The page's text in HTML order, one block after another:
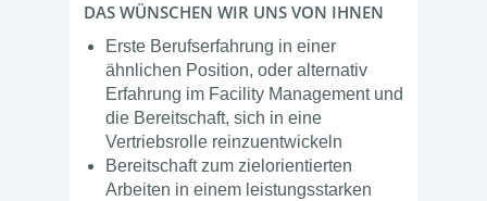
DAS WÜNSCHEN WIR UNS VON IHNEN
Erste Berufserfahrung in einer
ähnlichen Position, oder alternativ
Erfahrung im Facility Management und
die Bereitschaft, sich in eine
Vertriebsrolle reinzuentwickeln
Bereitschaft zum zielorientierten
Arbeiten in einem leistungsstarken